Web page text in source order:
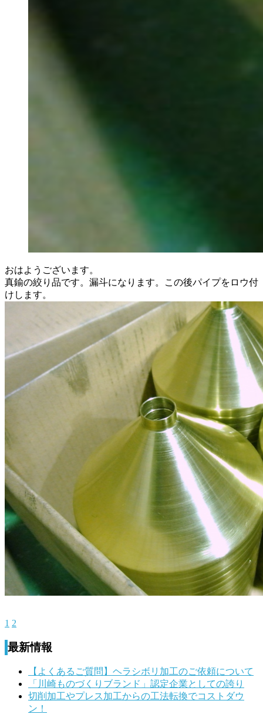
おはようございます。
真鍮の絞り品です。漏斗になります。この後パイプをロウ付
けします。
1 2
最新情報
【よくあるご質問】ヘラシボリ加工のご依頼について
「川崎ものづくりブランド」認定企業としての誇り
切削加工やプレス加工からの工法転換でコストダウ
ン！